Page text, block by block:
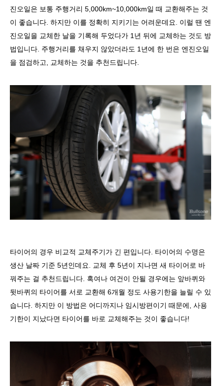
진오일은 보통 주행거리 5,000km~10,000km일 때 교환해주는 것
이 좋습니다 하지만 이를 정확히 지키기는 어려운데요
이럴 땐 엔
진오일을 교체한 날을 기록해 두었다가 1 년 뒤에 교체하는 것도 방
법입니다 주행거리를 채우지 않았더라도 1 년에 한 번은 엔진오일
을 점검하고
교체하는 것을 추천드립니다
타이어의 경우 비교적 교체주기가 긴 편입니다 타이어의 수명은
생산 날짜 기준 5년인데요 교체 후 5년이 지나면 새 타이어로 바
꿔주는 걸 추천드립니다 혹여나 여건이 안될 경우에는 앞바퀴와
뒷바퀴의 타이어를 서로 교환해 6개월 정도 사용기한을 늘릴 수 있
습니다 하지만 이 방법은 어디까지나 임시방편이기 때문에
사용
기한이 지났다면 타이어를 바로 교체해주는 것이 좋습니다!